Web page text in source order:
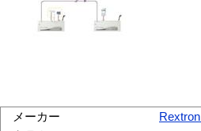
メーカー